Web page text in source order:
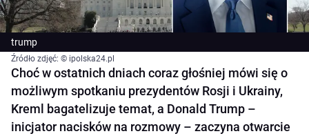
trump
Źródło zdjęć: © ipolska24.pl
Choć w ostatnich dniach coraz głośniej mówi się o
możliwym spotkaniu prezydentów Rosji i Ukrainy,
Kreml bagatelizuje temat, a Donald Trump –
inicjator nacisków na rozmowy – zaczyna otwarcie